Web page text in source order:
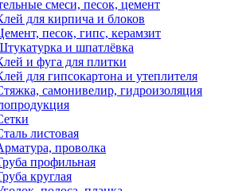
смеси, песок, цемент
для кирпича и блоков
песок, гипс, керамзит
и шпатлёвка
и фуга для плитки
для гипсокартона и утеплителя
самонивелир, гидроизоляция
листовая
проволка
профильная
круглая